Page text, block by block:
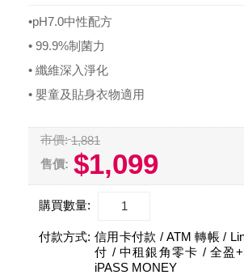
•pH7.0中性配方
• 99.9%制菌力
• 纖維深入淨化
• 嬰童及貼身衣物適用
市價: 1,881
售價: $1,099
購買數量:
付款方式: 信用卡付款 / ATM 轉帳 /
付 / 中租銀角零卡 / 全盈
iPASS MONEY